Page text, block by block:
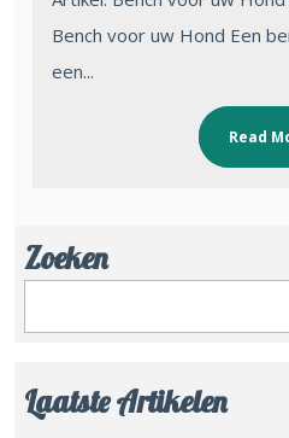
Bench voor uw Hond Een
een...
Read
Zoeken
Laatste Artikelen